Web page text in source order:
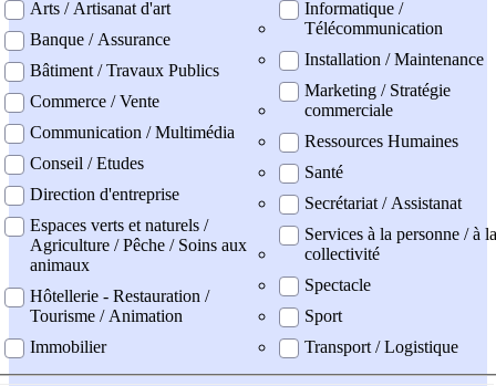
Arts / Artisanat d'art
Banque / Assurance
Bâtiment / Travaux Publics
Commerce / Vente
Communication / Multimédia
Conseil / Etudes
Direction d'entreprise
Espaces verts et naturels /
Agriculture / Pêche / Soins aux
animaux
Hôtellerie - Restauration /
Tourisme / Animation
Immobilier
Informatique /
Télécommunication
Installation / Maintenance
Marketing / Stratégie
commerciale
Ressources Humaines
Santé
Secrétariat / Assistanat
Services à la personne / à la
collectivité
Spectacle
Sport
Transport / Logistique